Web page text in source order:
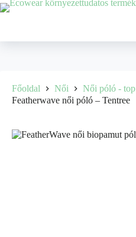
Főoldal Női
Női póló - top
Featherwave női póló – Tentree